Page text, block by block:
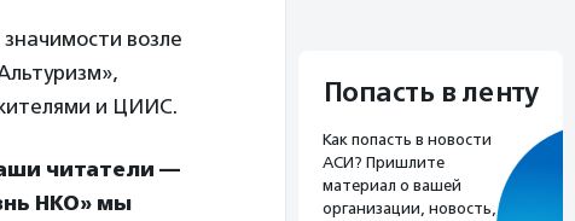
возле
и ЦИИС.
читатели —
НКО» мы
Попасть в ленту
Как попасть в новости
АСИ? Пришлите
материал о вашей
организации, новость,